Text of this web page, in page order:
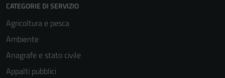
CATEGORIE DI SERVIZIO
Agricoltura e pesca
Ambiente
Anagrafe e stato civile
Appalti pubblici